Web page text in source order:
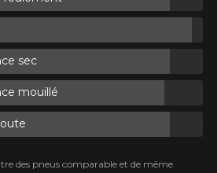
sec
mouillé
des pneus comparable et de même